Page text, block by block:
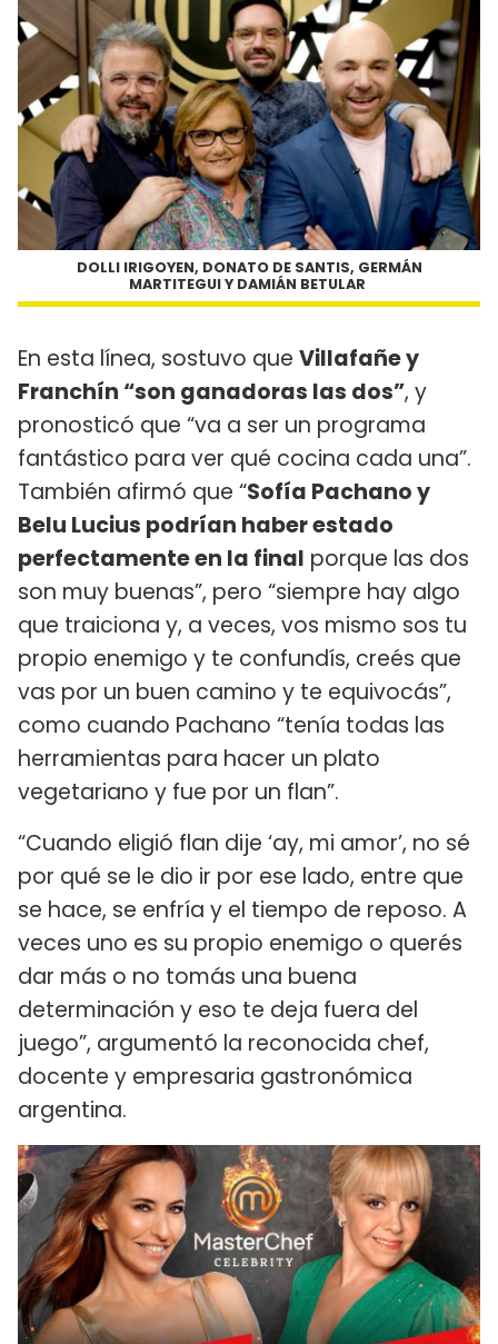
DOLLI IRIGOYEN, DONATO DE SANTIS, GERMÁN
MARTITEGUI Y DAMIÁN BETULAR
En esta línea, sostuvo que Villafañe y
Franchín “son ganadoras las dos”, y
pronosticó que “va a ser un programa
fantástico para ver qué cocina cada una”.
También afirmó que “Sofía Pachano y
Belu Lucius podrían haber estado
perfectamente en la final porque las dos
son muy buenas”, pero “siempre hay algo
que traiciona y, a veces, vos mismo sos tu
propio enemigo y te confundís, creés que
vas por un buen camino y te equivocás”,
como cuando Pachano “tenía todas las
herramientas para hacer un plato
vegetariano y fue por un flan”.
“Cuando eligió flan dije ‘ay, mi amor’, no sé
por qué se le dio ir por ese lado, entre que
se hace, se enfría y el tiempo de reposo. A
veces uno es su propio enemigo o querés
dar más o no tomás una buena
determinación y eso te deja fuera del
juego”, argumentó la reconocida chef,
docente y empresaria gastronómica
argentina.